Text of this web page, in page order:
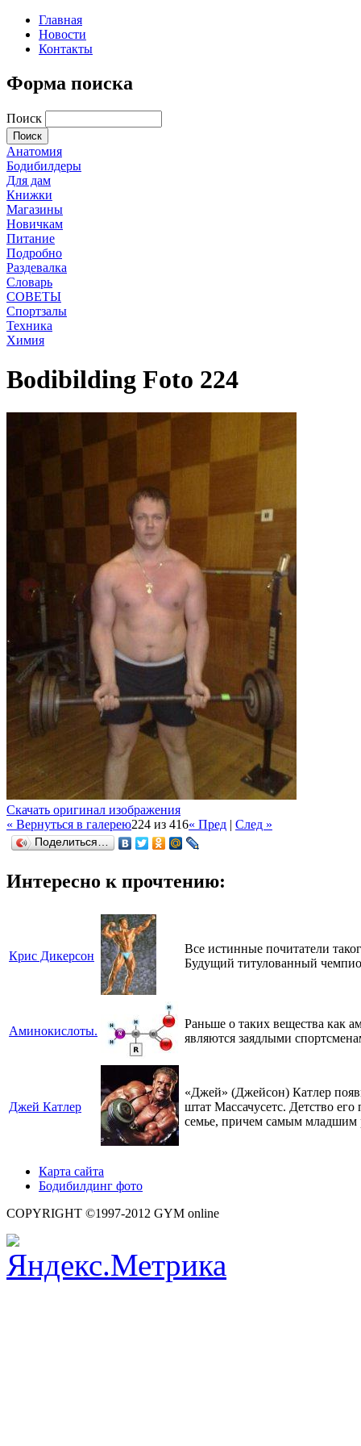
Главная
Новости
Контакты
Форма поиска
Поиск
Анатомия
Бодибилдеры
Для дам
Книжки
Магазины
Новичкам
Питание
Подробно
Раздевалка
Словарь
СОВЕТЫ
Спортзалы
Техника
Химия
Bodibilding Foto 224
Скачать оригинал изображения
« Вернуться в галерею224 из 416« Пред | След »
Поделиться…
Интересно к прочтению:
Крис Дикерсон
Все истинные почитатели
Будущий титулованный
Аминокислоты.
Раньше о таких вещества как
являются заядлыми
Джей Катлер
«Джей» (Джейсон) Катлер
штат Массачусетс. Детство
семье, причем самым младшим
Карта сайта
Бодибилдинг фото
COPYRIGHT ©1997-2012 GYM online